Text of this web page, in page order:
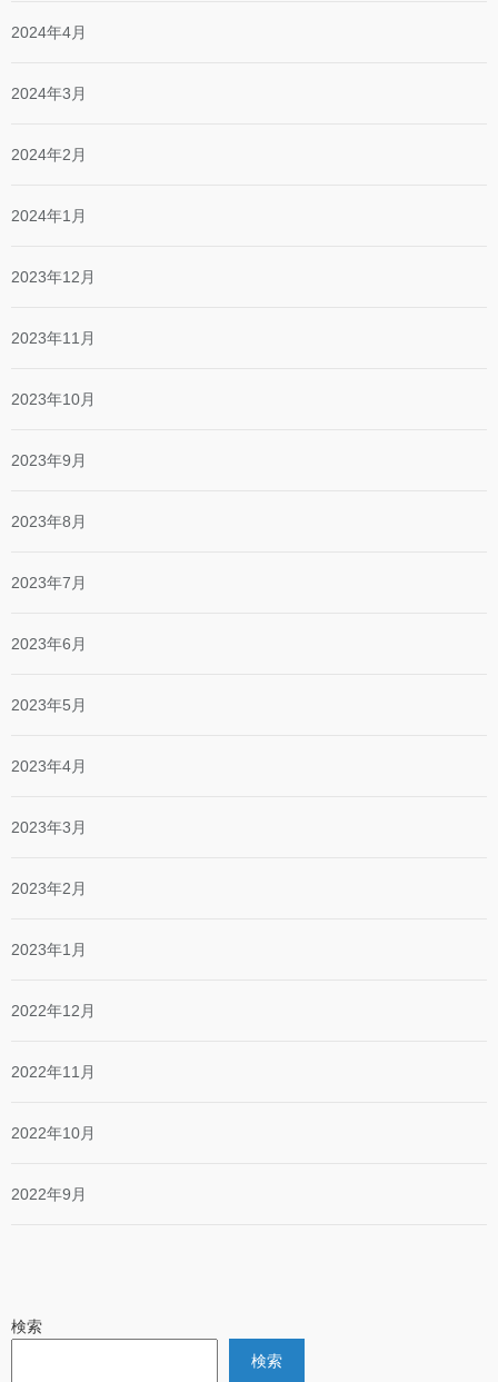
2024年4月
2024年3月
2024年2月
2024年1月
2023年12月
2023年11月
2023年10月
2023年9月
2023年8月
2023年7月
2023年6月
2023年5月
2023年4月
2023年3月
2023年2月
2023年1月
2022年12月
2022年11月
2022年10月
2022年9月
検索
検索